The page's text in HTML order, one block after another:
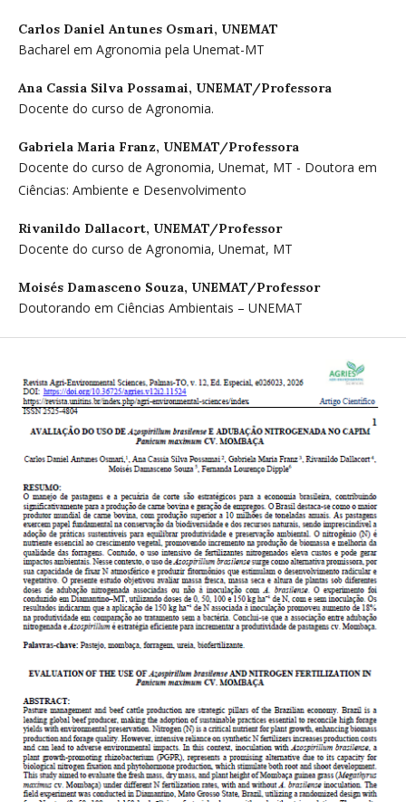
Carlos Daniel Antunes Osmari, UNEMAT
Bacharel em Agronomia pela Unemat-MT
Ana Cassia Silva Possamai, UNEMAT/Professora
Docente do curso de Agronomia.
Gabriela Maria Franz, UNEMAT/Professora
Docente do curso de Agronomia, Unemat, MT - Doutora em
Ciências: Ambiente e Desenvolvimento
Rivanildo Dallacort, UNEMAT/Professor
Docente do curso de Agronomia, Unemat, MT
Moisés Damasceno Souza, UNEMAT/Professor
Doutorando em Ciências Ambientais – UNEMAT